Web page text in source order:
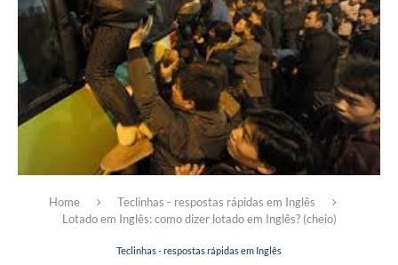
Home
Teclinhas - respostas rápidas em Inglês
Lotado em Inglês: como dizer lotado em Inglês? (cheio)
Teclinhas - respostas rápidas em Inglês